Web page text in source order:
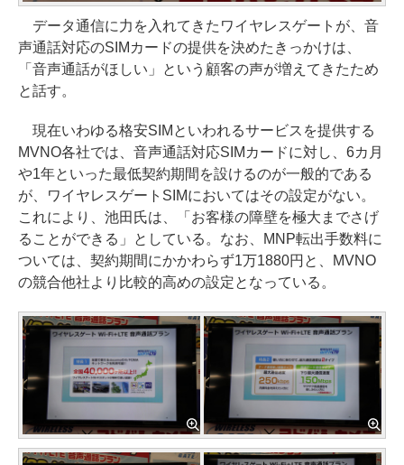
データ通信に力を入れてきたワイヤレスゲートが、音
声通話対応のSIMカードの提供を決めたきっかけは、
「音声通話がほしい」という顧客の声が増えてきたため
と話す。
現在いわゆる格安SIMといわれるサービスを提供する
MVNO各社では、音声通話対応SIMカードに対し、6カ月
や1年といった最低契約期間を設けるのが一般的である
が、ワイヤレスゲートSIMにおいてはその設定がない。
これにより、池田氏は、「お客様の障壁を極大までさげ
ることができる」としている。なお、MNP転出手数料に
ついては、契約期間にかかわらず1万1880円と、MVNO
の競合他社より比較的高めの設定となっている。